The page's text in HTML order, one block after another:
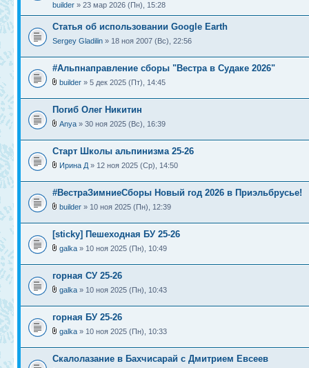
builder » 23 мар 2026 (Пн), 15:28
Статья об использовании Google Earth
Sergey Gladilin » 18 ноя 2007 (Вс), 22:56
#Альпнаправление сборы "Вестра в Судаке 2026"
builder » 5 дек 2025 (Пт), 14:45
Погиб Олег Никитин
Anya » 30 ноя 2025 (Вс), 16:39
Старт Школы альпинизма 25-26
Ирина Д » 12 ноя 2025 (Ср), 14:50
#ВестраЗимниеСборы Новый год 2026 в Приэльбрусье!
builder » 10 ноя 2025 (Пн), 12:39
[sticky] Пешеходная БУ 25-26
galka » 10 ноя 2025 (Пн), 10:49
горная СУ 25-26
galka » 10 ноя 2025 (Пн), 10:43
горная БУ 25-26
galka » 10 ноя 2025 (Пн), 10:33
Скалолазание в Бахчисарай с Дмитрием Евсеев